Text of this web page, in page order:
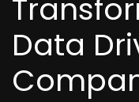
Data